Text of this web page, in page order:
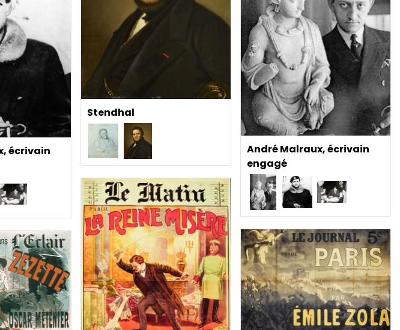
Stendhal
André Malraux, écrivain
engagé
écrivain